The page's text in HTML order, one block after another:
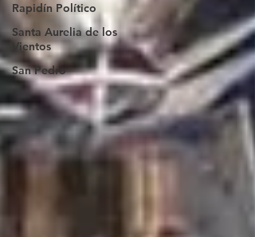
Rapidín Político
Santa Aurelia de los
Vientos
San Pedro